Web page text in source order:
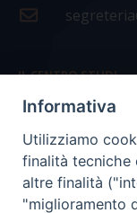
IL CENTRO STUDI
La nostra storia
Statuto
Presidenza e
Informativa
Utilizziamo
finalità tecniche
altre finalità
"miglioramento